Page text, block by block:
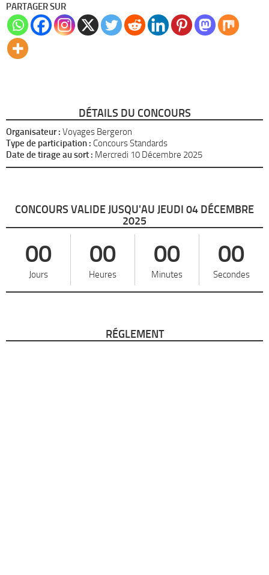
PARTAGER SUR
DÉTAILS DU CONCOURS
Organisateur : Voyages Bergeron
Type de participation : Concours Standards
Date de tirage au sort : Mercredi 10 Décembre 2025
CONCOURS VALIDE JUSQU'AU JEUDI 04 DÉCEMBRE
2025
00
Jours
00
Heures
00
Minutes
00
Secondes
RÉGLEMENT